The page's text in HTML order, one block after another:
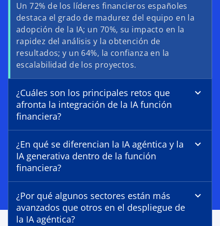
Un 72% de los líderes financieros españoles
destaca el grado de madurez del equipo en la
adopción de la IA; un 70%, su impacto en la
rapidez del análisis y la obtención de
resultados; y un 64%, la confianza en la
escalabilidad de los proyectos.
¿Cuáles son los principales retos que
afronta la integración de la IA función
financiera?
¿En qué se diferencian la IA agéntica y la
IA generativa dentro de la función
financiera?
¿Por qué algunos sectores están más
avanzados que otros en el despliegue de
la IA agéntica?